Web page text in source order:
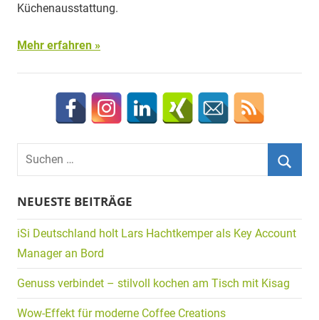
Küchenausstattung.
Mehr erfahren
Suchen
nach:
NEUESTE BEITRÄGE
iSi Deutschland holt Lars Hachtkemper als Key Account
Manager an Bord
Genuss verbindet – stilvoll kochen am Tisch mit Kisag
Wow-Effekt für moderne Coffee Creations